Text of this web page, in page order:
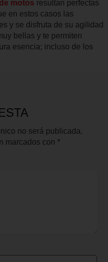
motos resultan perfectas
en estos casos las
y se disfruta de su agilidad
bellas y te permiten
esencia; incluso de los
no será publicada.
marcados con *